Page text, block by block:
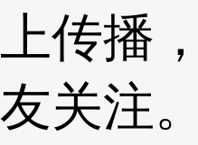
上传播
友关注